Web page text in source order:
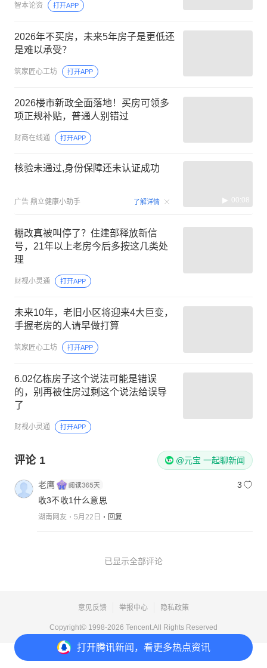
打开腾讯新闻，看更多热点资讯
智本论资 打开APP
2026年不买房，未来5年房子是更低还
是难以承受？
筑家匠心工坊 打开APP
2026楼市新政全面落地！买房可领多
项正规补贴，普通人别错过
财商在线通 打开APP
核验未通过,身份保障还未认证成功
广告 鼎立健康小助手 了解详情 00:08
棚改真被叫停了？住建部释放新信
号，21年以上老房今后多按这几类处
理
财视小灵通 打开APP
未来10年，老旧小区将迎来4大巨变，
手握老房的人请早做打算
筑家匠心工坊 打开APP
6.02亿栋房子这个说法可能是错误
的，别再被住房过剩这个说法给误导
了
财视小灵通 打开APP
评论 1 @元宝 一起聊新闻
老鹰
3
收3不收1什么意思
湖南网友 5月22日 回复
已显示全部评论
意见反馈 举报中心 隐私政策
Copyright© 1998-2026 Tencent.All Rights Reserved